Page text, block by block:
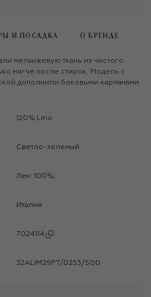
И ПОСАДКА О БРЕНДЕ
меланжевую ткань из чистого
мягче после стирок. Модель с
дополнили боковыми карманами
120% Lino
Светло-зеленый
Лен: 100%;
Италия
7024114
32ALIM29PT/0253/S00